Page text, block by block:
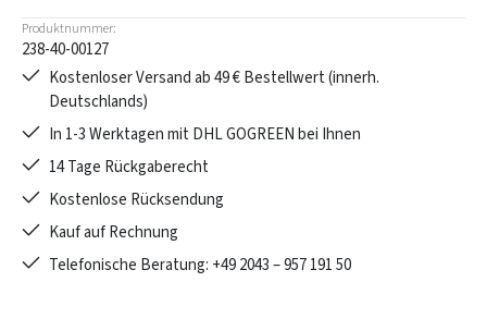
Produktnummer:
238-40-00127
Kostenloser Versand ab 49 € Bestellwert (innerh.
Deutschlands)
In 1-3 Werktagen mit DHL GOGREEN bei Ihnen
14 Tage Rückgaberecht
Kostenlose Rücksendung
Kauf auf Rechnung
Telefonische Beratung: +49 2043 – 957 191 50